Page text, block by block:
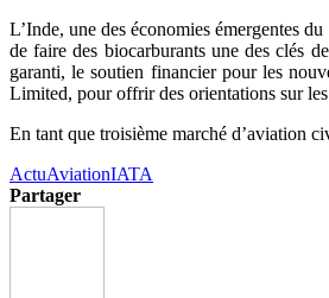
L’Inde, une des économies émergentes
de faire des biocarburants une des clés
garanti, le soutien financier pour les
Limited, pour offrir des orientations sur
En tant que troisième marché d’aviation
ActuAviationIATA
Partager